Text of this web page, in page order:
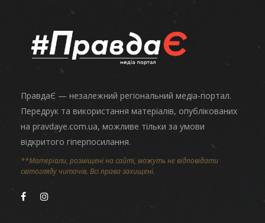
ПравдаЄ — незалежний регіональний медіа-портал.
Передрук та використання матеріалів, опублікованих
на pravdaye.com.ua, можливе тільки за умови
відкритого гіперпосилання.
**Матеріали, розміщені на сайті, можуть не відповідати
світогляду читачів. Всі права захищені.